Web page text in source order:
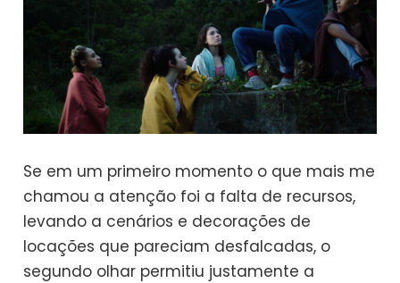
Se em um primeiro momento o que mais me
chamou a atenção foi a falta de recursos,
levando a cenários e decorações de
locações que pareciam desfalcadas, o
segundo olhar permitiu justamente a